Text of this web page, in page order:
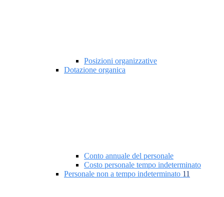
Posizioni organizzative
Dotazione organica
Conto annuale del personale
Costo personale tempo indeterminato
Personale non a tempo indeterminato 11